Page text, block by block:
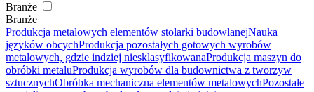
Branże
Branże
Produkcja metalowych elementów stolarki budowlanejNauka
języków obcychProdukcja pozostałych gotowych wyrobów
metalowych, gdzie indziej niesklasyfikowanaProdukcja maszyn do
obróbki metaluProdukcja wyrobów dla budownictwa z tworzyw
sztucznychObróbka mechaniczna elementów metalowychPozostałe